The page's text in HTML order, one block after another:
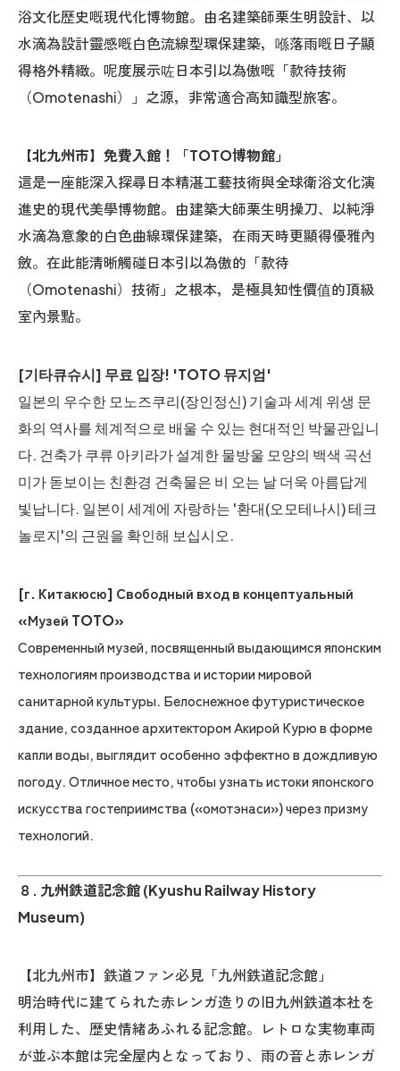
浴文化歷史嘅現代化博物館。由名建築師栗生明設計、以
水滴為設計靈感嘅白色流線型環保建築，喺落雨嘅日子顯
得格外精緻。呢度展示咗日本引以為傲嘅「款待技術
（Omotenashi）」之源，非常適合高知識型旅客。
【北九州市】免費入館！「TOTO博物館」
這是一座能深入探尋日本精湛工藝技術與全球衛浴文化演
進史的現代美學博物館。由建築大師栗生明操刀、以純淨
水滴為意象的白色曲線環保建築，在雨天時更顯得優雅內
斂。在此能清晰觸碰日本引以為傲的「款待
（Omotenashi）技術」之根本，是極具知性價值的頂級
室內景點。
[기타큐슈시] 무료 입장! 'TOTO 뮤지엄'
일본의 우수한 모노즈쿠리(장인정신) 기술과 세계 위생 문
화의 역사를 체계적으로 배울 수 있는 현대적인 박물관입니
다. 건축가 쿠류 아키라가 설계한 물방울 모양의 백색 곡선
미가 돋보이는 친환경 건축물은 비 오는 날 더욱 아름답게
빛납니다. 일본이 세계에 자랑하는 '환대(오모테나시) 테크
놀로지'의 근원을 확인해 보십시오.
[г. Китакюсю] Свободный вход в концептуальный
«Музей TOTO»
Современный музей, посвященный выдающимся японским
технологиям производства и истории мировой
санитарной культуры. Белоснежное футуристическое
здание, созданное архитектором Акирой Курю в форме
капли воды, выглядит особенно эффектно в дождливую
погоду. Отличное место, чтобы узнать истоки японского
искусства гостеприимства («омотэнаси») через призму
технологий.
８. 九州鉄道記念館 (Kyushu Railway History
Museum)
【北九州市】鉄道ファン必見「九州鉄道記念館」
明治時代に建てられた赤レンガ造りの旧九州鉄道本社を
利用した、歴史情緒あふれる記念館。レトロな実物車両
が並ぶ本館は完全屋内となっており、雨の音と赤レンガ